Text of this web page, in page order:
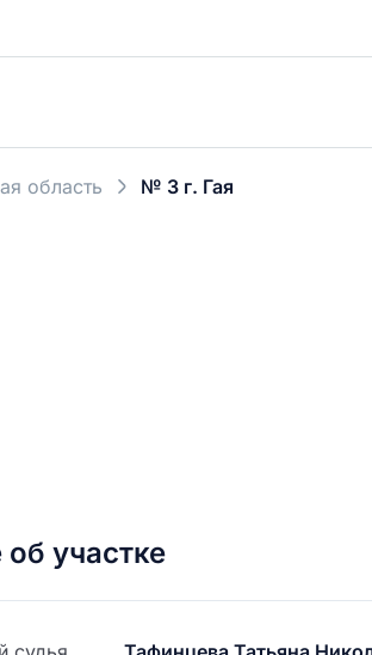
область № 3 г. Гая
участке